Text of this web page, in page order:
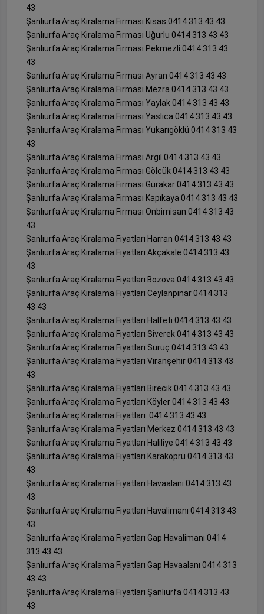
43
Şanlıurfa Araç Kiralama Firması Kısas 0414 313 43 43
Şanlıurfa Araç Kiralama Firması Uğurlu 0414 313 43 43
Şanlıurfa Araç Kiralama Firması Pekmezli 0414 313 43
43
Şanlıurfa Araç Kiralama Firması Ayran 0414 313 43 43
Şanlıurfa Araç Kiralama Firması Mezra 0414 313 43 43
Şanlıurfa Araç Kiralama Firması Yaylak 0414 313 43 43
Şanlıurfa Araç Kiralama Firması Yaslıca 0414 313 43 43
Şanlıurfa Araç Kiralama Firması Yukarıgöklü 0414 313 43
43
Şanlıurfa Araç Kiralama Firması Argıl 0414 313 43 43
Şanlıurfa Araç Kiralama Firması Gölcük 0414 313 43 43
Şanlıurfa Araç Kiralama Firması Gürakar 0414 313 43 43
Şanlıurfa Araç Kiralama Firması Kapıkaya 0414 313 43 43
Şanlıurfa Araç Kiralama Firması Onbirnisan 0414 313 43
43
Şanlıurfa Araç Kiralama Fiyatları Harran 0414 313 43 43
Şanlıurfa Araç Kiralama Fiyatları Akçakale 0414 313 43
43
Şanlıurfa Araç Kiralama Fiyatları Bozova 0414 313 43 43
Şanlıurfa Araç Kiralama Fiyatları Ceylanpınar 0414 313
43 43
Şanlıurfa Araç Kiralama Fiyatları Halfeti 0414 313 43 43
Şanlıurfa Araç Kiralama Fiyatları Siverek 0414 313 43 43
Şanlıurfa Araç Kiralama Fiyatları Suruç 0414 313 43 43
Şanlıurfa Araç Kiralama Fiyatları Viranşehir 0414 313 43
43
Şanlıurfa Araç Kiralama Fiyatları Birecik 0414 313 43 43
Şanlıurfa Araç Kiralama Fiyatları Köyler 0414 313 43 43
Şanlıurfa Araç Kiralama Fiyatları 0414 313 43 43
Şanlıurfa Araç Kiralama Fiyatları Merkez 0414 313 43 43
Şanlıurfa Araç Kiralama Fiyatları Haliliye 0414 313 43 43
Şanlıurfa Araç Kiralama Fiyatları Karaköprü 0414 313 43
43
Şanlıurfa Araç Kiralama Fiyatları Havaalanı 0414 313 43
43
Şanlıurfa Araç Kiralama Fiyatları Havalimanı 0414 313 43
43
Şanlıurfa Araç Kiralama Fiyatları Gap Havalimanı 0414
313 43 43
Şanlıurfa Araç Kiralama Fiyatları Gap Havaalanı 0414 313
43 43
Şanlıurfa Araç Kiralama Fiyatları Şanlıurfa 0414 313 43
43